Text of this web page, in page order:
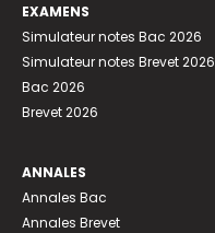
EXAMENS
Simulateur notes Bac 2026
Simulateur notes Brevet 2026
Bac 2026
Brevet 2026
ANNALES
Annales Bac
Annales Brevet